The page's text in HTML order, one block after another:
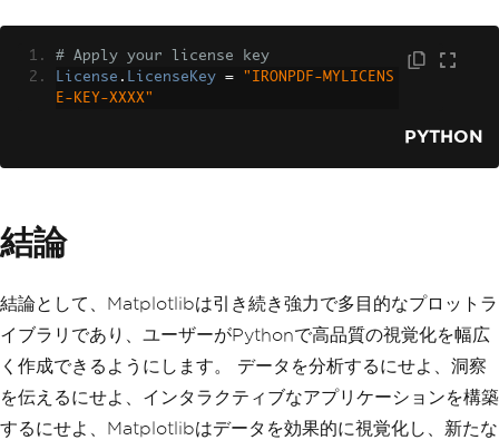
# Apply your license key
License . LicenseKey =
"IRONPDF-MYLICENS
E-KEY-XXXX"
PYTHON
結論
結論として、Matplotlibは引き続き強力で多目的なプロットラ
イブラリであり、ユーザーがPythonで高品質の視覚化を幅広
く作成できるようにします。 データを分析するにせよ、洞察
を伝えるにせよ、インタラクティブなアプリケーションを構築
するにせよ、Matplotlibはデータを効果的に視覚化し、新たな